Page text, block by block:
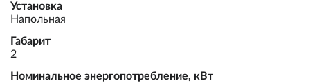
Установка
Напольная
Габарит
2
Номинальное энергопотребление, кВт